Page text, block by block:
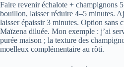
Faire revenir échalote + champignons
bouillon, laisser réduire 4–5 minutes.
laisser épaissir 3 minutes. Option sans
Maïzena diluée. Mon exemple : j’ai
purée maison ; la texture des
moelleux complémentaire au rôti.